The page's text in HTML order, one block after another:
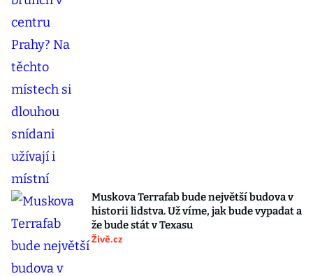
Muskova Terrafab bude největší budova v
historii lidstva. Už víme, jak bude vypadat a
že bude stát v Texasu
Živě.cz